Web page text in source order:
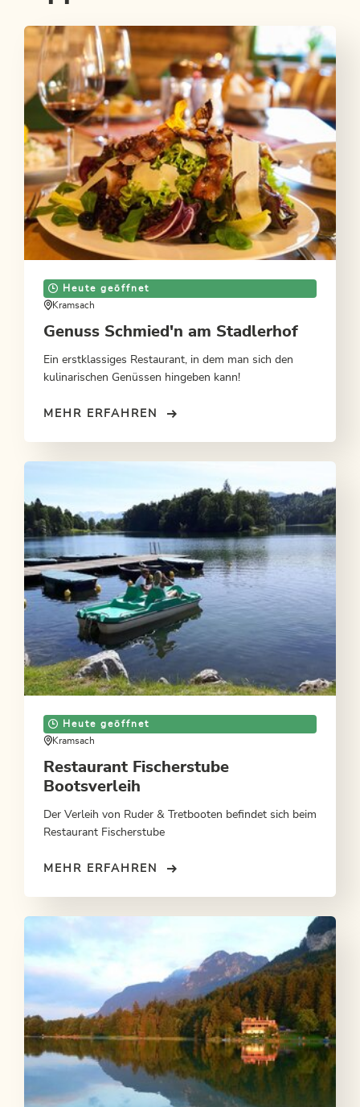
Heute geöffnet
Kramsach
Genuss Schmied'n am Stadlerhof
Ein erstklassiges Restaurant, in dem man sich den
kulinarischen Genüssen hingeben kann!
MEHR ERFAHREN
Heute geöffnet
Kramsach
Restaurant Fischerstube
Bootsverleih
Der Verleih von Ruder & Tretbooten befindet sich beim
Restaurant Fischerstube
MEHR ERFAHREN